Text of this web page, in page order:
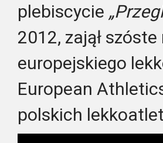
plebiscycie
2012, zajął
europejskiego
European
polskich